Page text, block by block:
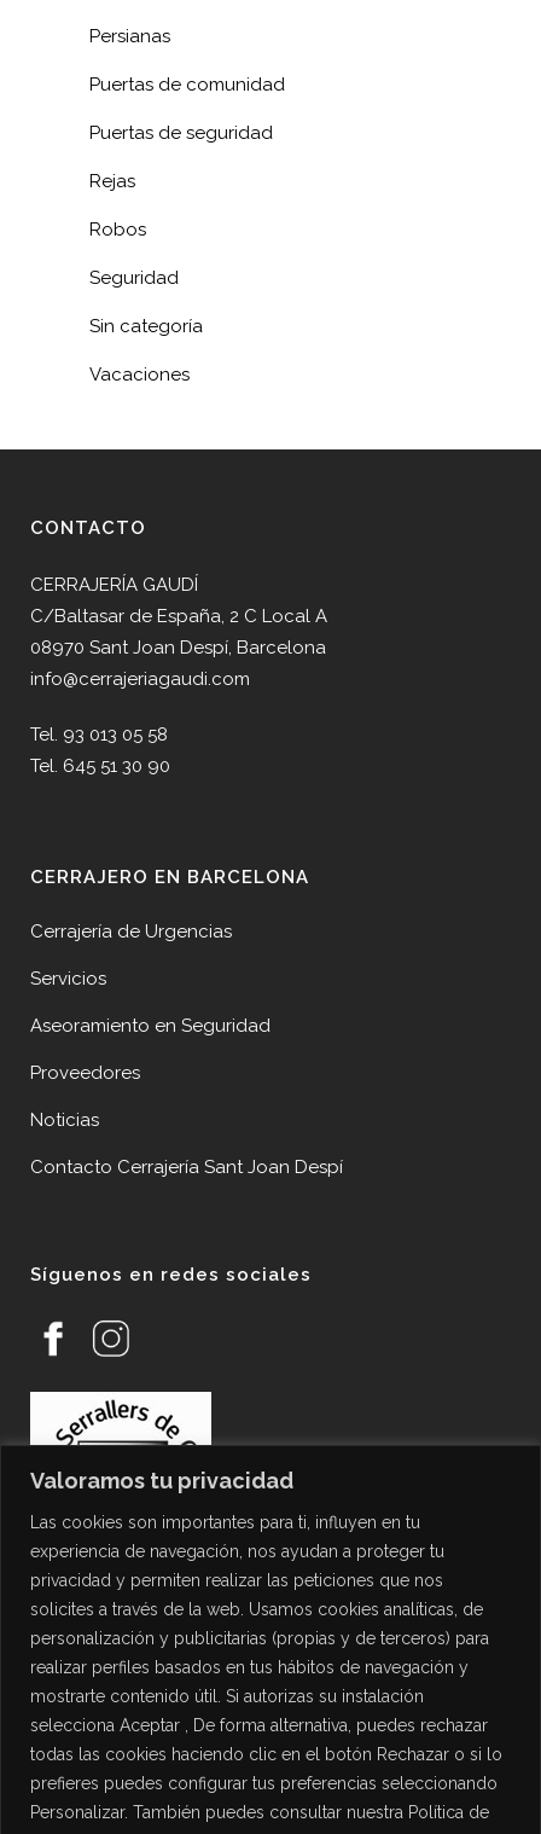
Valoramos tu privacidad
Las cookies son importantes para ti, influyen en tu
experiencia de navegación, nos ayudan a proteger tu
privacidad y permiten realizar las peticiones que nos
solicites a través de la web. Usamos cookies analíticas, de
personalización y publicitarias (propias y de terceros) para
realizar perfiles basados en tus hábitos de navegación y
mostrarte contenido útil. Si autorizas su instalación
selecciona Aceptar , De forma alternativa, puedes rechazar
todas las cookies haciendo clic en el botón Rechazar o si lo
prefieres puedes configurar tus preferencias seleccionando
Personalizar. También puedes consultar nuestra Política de
Persianas
Puertas de comunidad
Puertas de seguridad
Rejas
Robos
Seguridad
Sin categoría
Vacaciones
CONTACTO
CERRAJERÍA GAUDÍ
C/Baltasar de España, 2 C Local A
08970 Sant Joan Despí, Barcelona
info@cerrajeriagaudi.com
Tel. 93 013 05 58
Tel. 645 51 30 90
CERRAJERO EN BARCELONA
Cerrajería de Urgencias
Servicios
Aseoramiento en Seguridad
Proveedores
Noticias
Contacto Cerrajería Sant Joan Despí
Síguenos en redes sociales
PROTECCIÓN DE DATOS
Política de Privacidad
Política de Cookies
Aviso Legal